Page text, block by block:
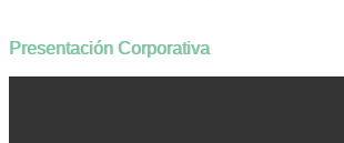
Presentación Corporativa